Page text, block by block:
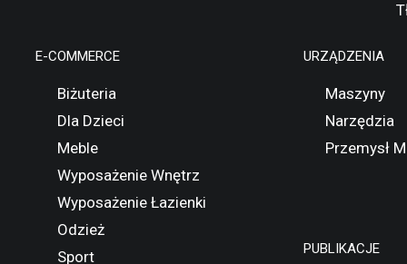
E-COMMERCE
Biżuteria
Dla Dzieci
Meble
Wyposażenie Wnętrz
Wyposażenie Łazienki
Odzież
Sport
URZĄDZENIA
Maszyny
Narzędzia
Przemysł
PUBLIKACJE